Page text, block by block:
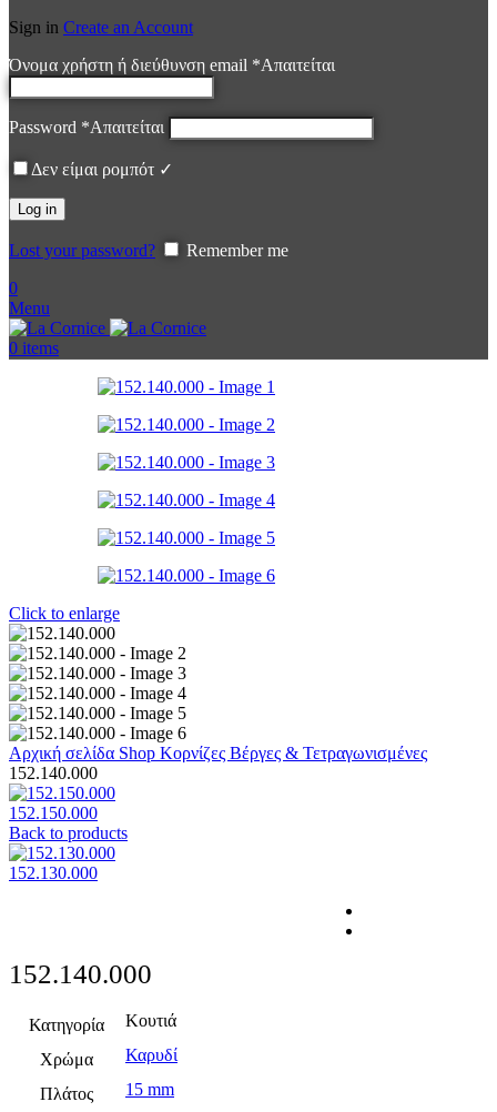
Sign in Create an Account
Όνομα χρήστη ή διεύθυνση email *Απαιτείται
Password *Απαιτείται
Δεν είμαι ρομπότ ✓
Log in
Lost your password?
Remember me
0
Menu
0 items
Click to enlarge
Αρχική σελίδα Shop Κορνίζες Βέργες & Τετραγωνισμένες
152.140.000
152.150.000
Back to products
152.130.000
152.140.000
Κατηγορία Κουτιά
Χρώμα Καρυδί
Πλάτος 15 mm